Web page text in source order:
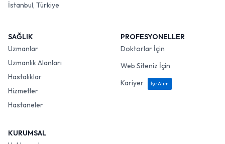
İstanbul, Türkiye
SAĞLIK
Uzmanlar
Uzmanlık Alanları
Hastalıklar
Hizmetler
Hastaneler
PROFESYONELLER
Doktorlar İçin
Web Siteniz İçin
Kariyer
İşe Alım
KURUMSAL